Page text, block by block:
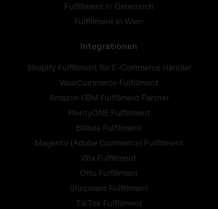
Fulfillment in Österreich
Fulfillment in Wien
Integrationen
Shopify Fulfillment für E-Commerce Händler
WooCommerce Fulfillment
Amazon FBM Fulfillment Partner
PlentyONE Fulfillment
Billbee Fulfillment
Magento (Adobe Commerce) Fulfillment
Wix Fulfillment
Otto Fulfillment
Shopware Fulfillment
TikTok Fulfillment